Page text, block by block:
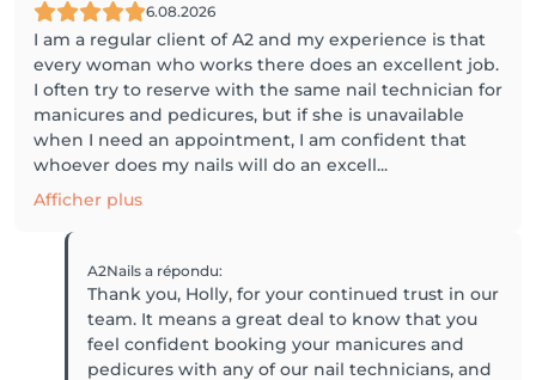
6.08.2026
I am a regular client of A2 and my experience is that
every woman who works there does an excellent job.
I often try to reserve with the same nail technician for
manicures and pedicures, but if she is unavailable
when I need an appointment, I am confident that
whoever does my nails will do an excell...
Afficher plus
A2Nailsa répondu:
Thank you, Holly, for your continued trust in our
team. It means a great deal to know that you
feel confident booking your manicures and
pedicures with any of our nail technicians, and